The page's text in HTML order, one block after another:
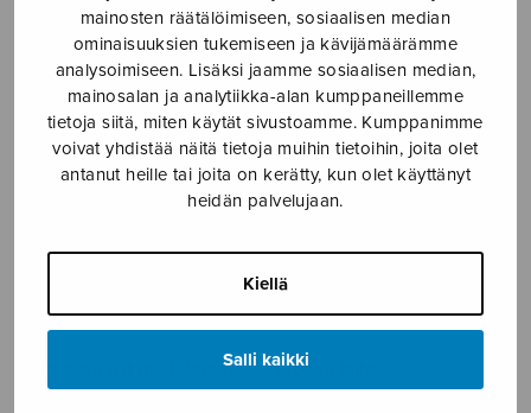
mainosten räätälöimiseen, sosiaalisen median
ominaisuuksien tukemiseen ja kävijämäärämme
analysoimiseen. Lisäksi jaamme sosiaalisen median,
mainosalan ja analytiikka-alan kumppaneillemme
tietoja siitä, miten käytät sivustoamme. Kumppanimme
voivat yhdistää näitä tietoja muihin tietoihin, joita olet
antanut heille tai joita on kerätty, kun olet käyttänyt
heidän palvelujaan.
Kiellä
Salli kaikki
Hullujen juna I never saw…
Katsokaa nyt me tulemme Kipeän loihtu